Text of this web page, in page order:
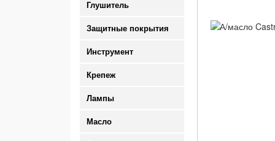
Глушитель
Защитные покрытия
Инструмент
Крепеж
Лампы
Масло